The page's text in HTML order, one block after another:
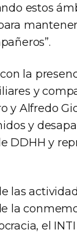
estos
la
y
y Alfredo
y
DDHH y
las
la
el